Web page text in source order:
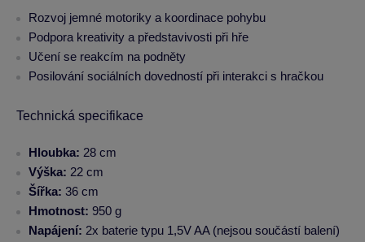
Rozvoj jemné motoriky a koordinace pohybu
Podpora kreativity a představivosti při hře
Učení se reakcím na podněty
Posilování sociálních dovedností při interakci s hračkou
Technická specifikace
Hloubka: 28 cm
Výška: 22 cm
Šířka: 36 cm
Hmotnost: 950 g
Napájení: 2x baterie typu 1,5V AA (nejsou součástí balení)